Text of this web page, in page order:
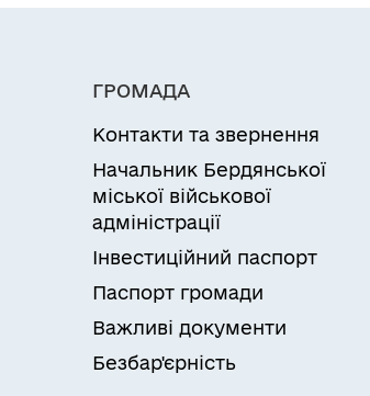
ГРОМАДА
Контакти та звернення
Начальник Бердянської
міської військової
адміністрації
Інвестиційний паспорт
Паспорт громади
Важливі документи
Безбар'єрність